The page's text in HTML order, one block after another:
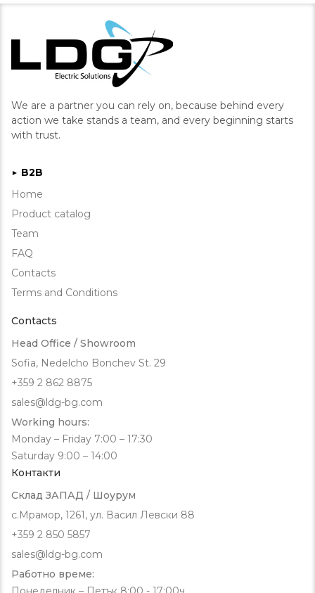
We are a partner you can rely on, because behind every
action we take stands a team, and every beginning starts
with trust.
► B2B
Home
Product catalog
Team
FAQ
Contacts
Terms and Conditions
Contacts
Head Office / Showroom
Sofia, Nedelcho Bonchev St. 29
+359 2 862 8875
sales@ldg-bg.com
Working hours:
Monday – Friday 7:00 – 17:30
Saturday 9:00 – 14:00
Контакти
Склад ЗАПАД / Шоурум
с.Мрамор, 1261, ул. Васил Левски 88
+359 2 850 5857
sales@ldg-bg.com
Работно време: